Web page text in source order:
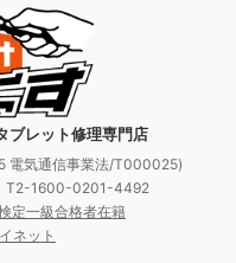
ブレット修理専門店
電気通信事業法/T000025)
T2-1600-0201-4492
定一級合格者在籍
ネット